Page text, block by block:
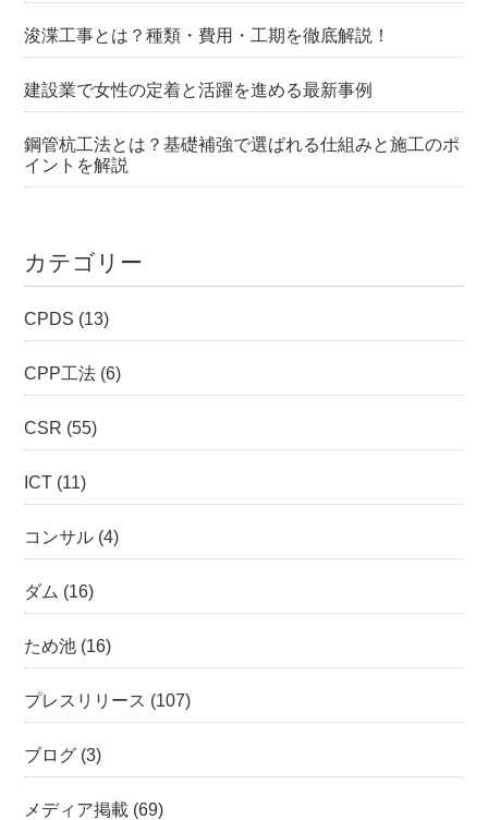
浚渫工事とは？種類・費用・工期を徹底解説！
建設業で女性の定着と活躍を進める最新事例
鋼管杭工法とは？基礎補強で選ばれる仕組みと施工のポ
イントを解説
カテゴリー
CPDS (13)
CPP工法 (6)
CSR (55)
ICT (11)
コンサル (4)
ダム (16)
ため池 (16)
プレスリリース (107)
ブログ (3)
メディア掲載 (69)